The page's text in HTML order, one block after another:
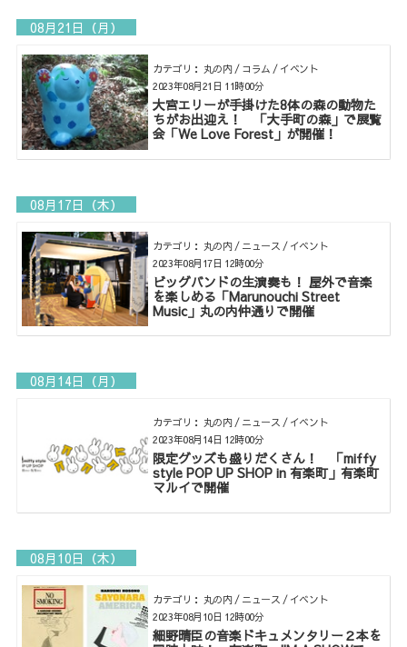
08月21日（月）
カテゴリ： 丸の内 / コラム / イベント
大宮エリーが手掛けた8体の森の動物た
ちがお出迎え！ 「大手町の森」で展覧
会「We Love Forest」が開催！
2023年08月21日 11時00分
08月17日（木）
カテゴリ： 丸の内 / ニュース / イベント
ビッグバンドの生演奏も！ 屋外で音楽
を楽しめる「Marunouchi Street
Music」丸の内仲通りで開催
2023年08月17日 12時00分
08月14日（月）
カテゴリ： 丸の内 / ニュース / イベント
限定グッズも盛りだくさん！ 「miffy
style POP UP SHOP in 有楽町」有楽町
マルイで開催
2023年08月14日 12時00分
08月10日（木）
カテゴリ： 丸の内 / ニュース / イベント
細野晴臣の音楽ドキュメンタリー２本を
2023年08月10日 12時00分